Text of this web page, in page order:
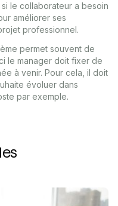
le collaborateur a besoin
améliorer ses
professionnel.
permet souvent de
le manager doit fixer de
à venir. Pour cela, il doit
évoluer dans
par exemple.